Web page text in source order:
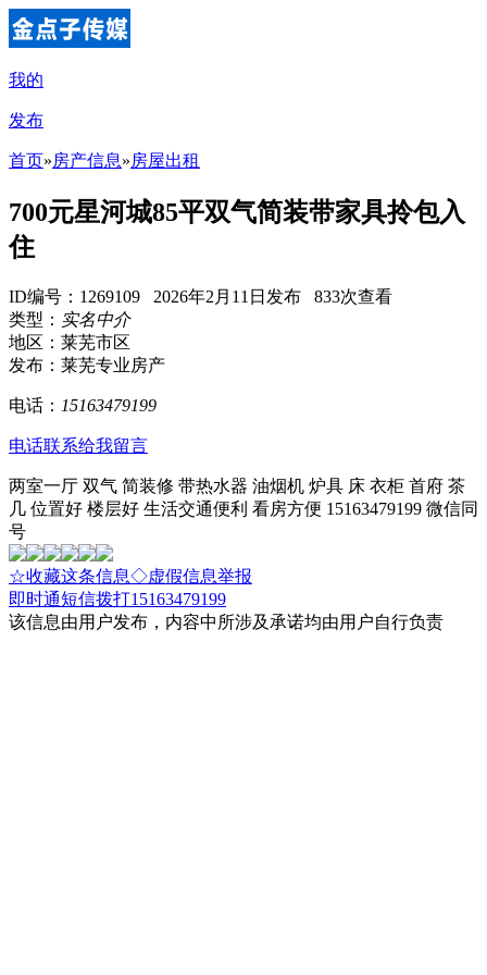
我的
发布
首页»房产信息»房屋出租
700元星河城85平双气简装带家具拎包入
住
ID编号：1269109 2026年2月11日发布 833次查看
类型： 实名中介
地区：莱芜市区
发布：莱芜专业房产
电话： 15163479199
电话联系给我留言
两室一厅 双气 简装修 带热水器 油烟机 炉具 床 衣柜 首府 茶
几 位置好 楼层好 生活交通便利 看房方便 15163479199 微信同
号
☆收藏这条信息◇虚假信息举报
即时通短信拨打15163479199
该信息由用户发布，内容中所涉及承诺均由用户自行负责